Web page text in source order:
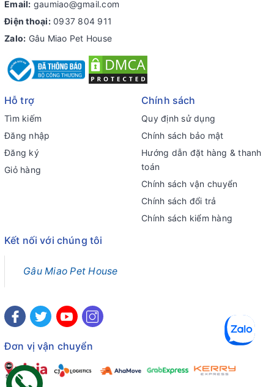
Email: gaumiao@gmail.com
Điện thoại: 0937 804 911
Zalo: Gâu Miao Pet House
Hỗ trợ
Tìm kiếm
Đăng nhập
Đăng ký
Giỏ hàng
Chính sách
Quy định sử dụng
Chính sách bảo mật
Hướng dẫn đặt hàng & thanh
toán
Chính sách vận chuyển
Chính sách đổi trả
Chính sách kiểm hàng
Kết nối với chúng tôi
Gâu Miao Pet House
Đơn vị vận chuyển